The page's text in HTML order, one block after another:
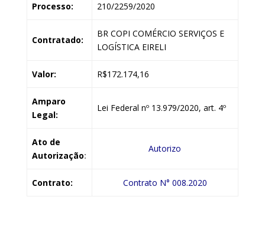
Processo: 210/2259/2020
Contratado:
BR COPI COMÉRCIO SERVIÇOS E
LOGÍSTICA EIRELI
Valor: R$172.174,16
Amparo
Legal:
Lei Federal nº 13.979/2020, art. 4º
Ato de
Autorização:
Autorizo
Contrato: Contrato N° 008.2020